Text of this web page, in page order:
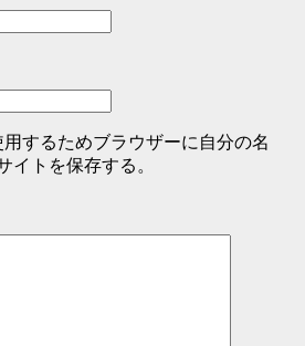
するためブラウザーに自分の名
イトを保存する。